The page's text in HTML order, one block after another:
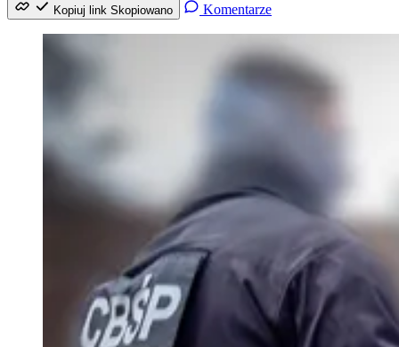
Kopiuj link Skopiowano Komentarze